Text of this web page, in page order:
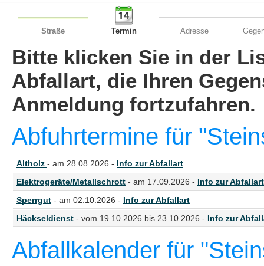
Straße Termin Adresse
Bitte klicken Sie in der
Abfallart, die Ihren
Anmeldung fortzufahren.
Abfuhrtermine für
Altholz - am 28.08.2026 - Info zur Abfallart
Elektrogeräte/Metallschrott - am 17.09.2026 - Info zur Abfallart
Sperrgut - am 02.10.2026 - Info zur Abfallart
Häckseldienst - vom 19.10.2026 bis 23.10.2026 - Info zur
Abfallkalender für